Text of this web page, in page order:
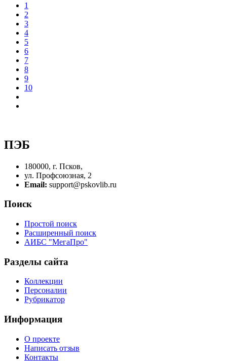
1
2
3
4
5
6
7
8
9
10
ПЭБ
180000, г. Псков,
ул. Профсоюзная, 2
Email: support@pskovlib.ru
Поиск
Простой поиск
Расширенный поиск
АИБС "МегаПро"
Разделы сайта
Коллекции
Персоналии
Рубрикатор
Информация
О проекте
Написать отзыв
Контакты